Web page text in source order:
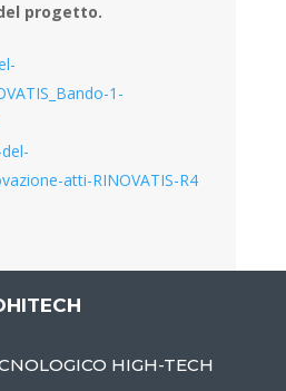
progetto.
1-
atti-RINOVATIS-R4
HIGH-TECH